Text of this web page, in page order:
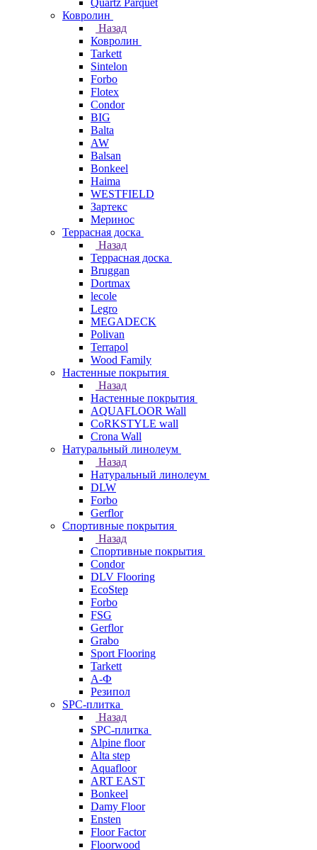
Quartz Parquet
Ковролин
Назад
Ковролин
Tarkett
Sintelon
Forbo
Flotex
Condor
BIG
Balta
AW
Balsan
Bonkeel
Haima
WESTFIELD
Зартекс
Меринос
Террасная доска
Назад
Террасная доска
Bruggan
Dortmax
lecole
Legro
MEGADECK
Polivan
Terrapol
Wood Family
Настенные покрытия
Назад
Настенные покрытия
AQUAFLOOR Wall
CoRKSTYLE wall
Crona Wall
Натуральный линолеум
Назад
Натуральный линолеум
DLW
Forbo
Gerflor
Спортивные покрытия
Назад
Спортивные покрытия
Condor
DLV Flooring
EcoStep
Forbo
FSG
Gerflor
Grabo
Sport Flooring
Tarkett
А-Ф
Резипол
SPC-плитка
Назад
SPC-плитка
Alpine floor
Alta step
Aquafloor
ART EAST
Bonkeel
Damy Floor
Ensten
Floor Factor
Floorwood